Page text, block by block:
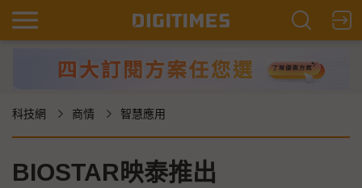
科技網 商情 智慧應用
BIOSTAR映泰推出